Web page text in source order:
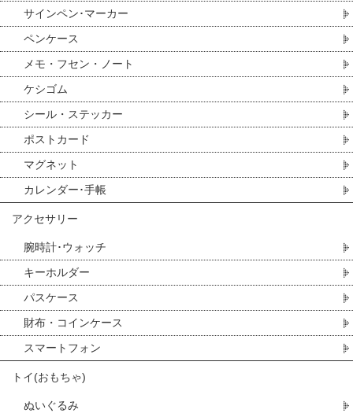
サインペン･マーカー
ペンケース
メモ・フセン・ノート
ケシゴム
シール・ステッカー
ポストカード
マグネット
カレンダー･手帳
アクセサリー
腕時計･ウォッチ
キーホルダー
パスケース
財布・コインケース
スマートフォン
トイ(おもちゃ)
ぬいぐるみ